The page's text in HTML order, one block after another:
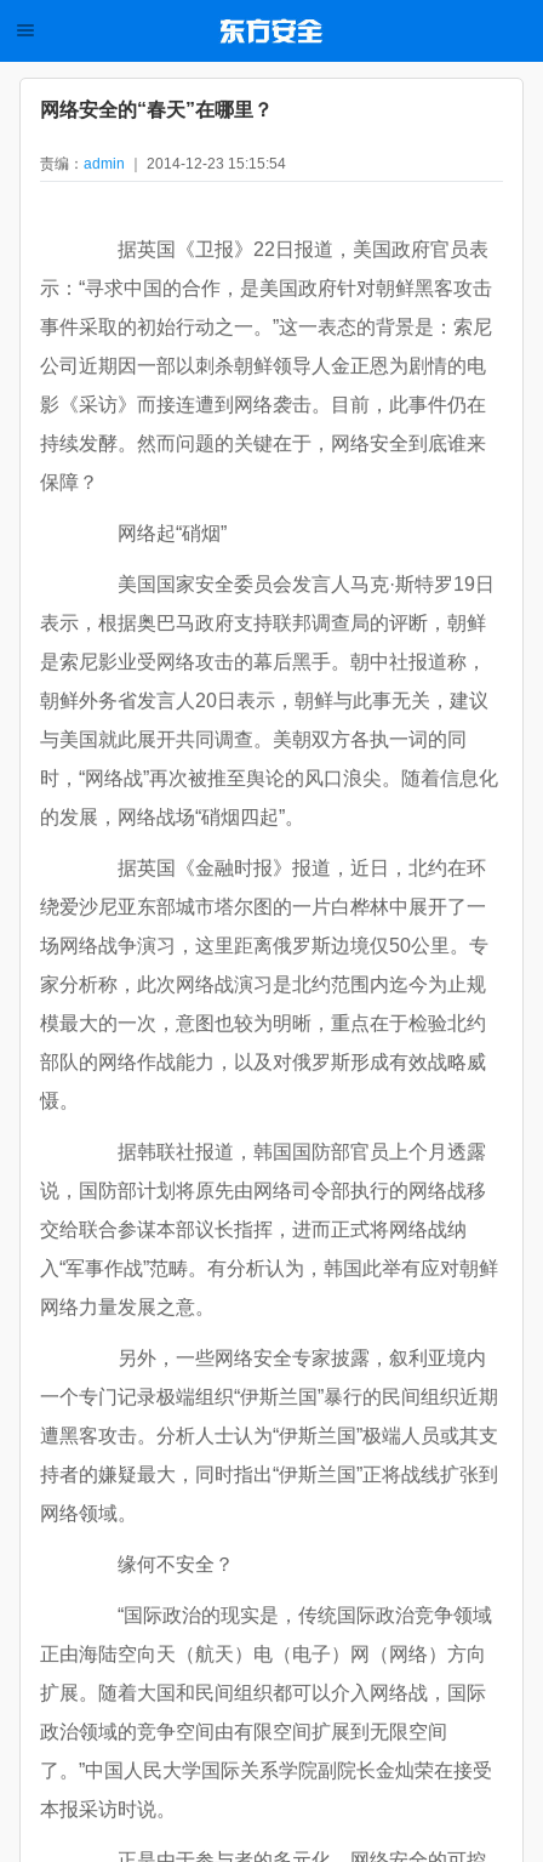
网络安全的“春天”在哪里？
责编： admin ｜ 2014-12-23 15:15:54
据英国《卫报》22日报道，美国政府官员表
示：“寻求中国的合作，是美国政府针对朝鲜黑客攻击
事件采取的初始行动之一。”这一表态的背景是：索尼
公司近期因一部以刺杀朝鲜领导人金正恩为剧情的电
影《采访》而接连遭到网络袭击。目前，此事件仍在
持续发酵。然而问题的关键在于，网络安全到底谁来
保障？
网络起“硝烟”
美国国家安全委员会发言人马克·斯特罗19日
表示，根据奥巴马政府支持联邦调查局的评断，朝鲜
是索尼影业受网络攻击的幕后黑手。朝中社报道称，
朝鲜外务省发言人20日表示，朝鲜与此事无关，建议
与美国就此展开共同调查。美朝双方各执一词的同
时，“网络战”再次被推至舆论的风口浪尖。随着信息化
的发展，网络战场“硝烟四起”。
据英国《金融时报》报道，近日，北约在环
绕爱沙尼亚东部城市塔尔图的一片白桦林中展开了一
场网络战争演习，这里距离俄罗斯边境仅50公里。专
家分析称，此次网络战演习是北约范围内迄今为止规
模最大的一次，意图也较为明晰，重点在于检验北约
部队的网络作战能力，以及对俄罗斯形成有效战略威
慑。
据韩联社报道，韩国国防部官员上个月透露
说，国防部计划将原先由网络司令部执行的网络战移
交给联合参谋本部议长指挥，进而正式将网络战纳
入“军事作战”范畴。有分析认为，韩国此举有应对朝鲜
网络力量发展之意。
另外，一些网络安全专家披露，叙利亚境内
一个专门记录极端组织“伊斯兰国”暴行的民间组织近期
遭黑客攻击。分析人士认为“伊斯兰国”极端人员或其支
持者的嫌疑最大，同时指出“伊斯兰国”正将战线扩张到
网络领域。
缘何不安全？
“国际政治的现实是，传统国际政治竞争领域
正由海陆空向天（航天）电（电子）网（网络）方向
扩展。随着大国和民间组织都可以介入网络战，国际
政治领域的竞争空间由有限空间扩展到无限空间
了。”中国人民大学国际关系学院副院长金灿荣在接受
本报采访时说。